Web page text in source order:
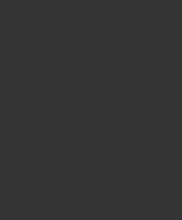
ЩЕТКИ "РУСАЛКА" С ЩЕТИНОЙ ИЗ